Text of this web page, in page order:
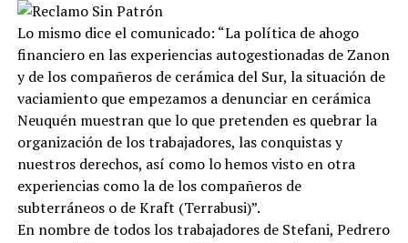
Lo mismo dice el comunicado: “La política de ahogo
financiero en las experiencias autogestionadas de Zanon
y de los compañeros de cerámica del Sur, la situación de
vaciamiento que empezamos a denunciar en cerámica
Neuquén muestran que lo que pretenden es quebrar la
organización de los trabajadores, las conquistas y
nuestros derechos, así como lo hemos visto en otra
experiencias como la de los compañeros de
subterráneos o de Kraft (Terrabusi)”.
En nombre de todos los trabajadores de Stefani, Pedrero